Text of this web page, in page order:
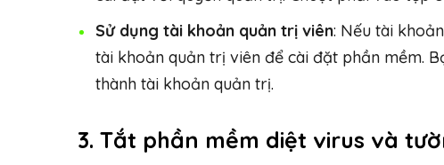
Sử dụng tài khoản quản trị viên: Nếu tài
tài khoản quản trị viên để cài đặt phần mềm.
thành tài khoản quản trị.
3. Tắt phần mềm diệt virus và